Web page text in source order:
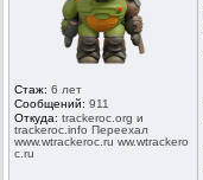
Стаж: 6 лет
Сообщений: 911
Откуда: trackeroc.org и
trackeroc.info Переехал
www.wtrackeroc.ru ww.wtrackero
c.ru